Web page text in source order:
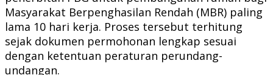
Masyarakat Berpenghasilan Rendah (MBR) paling
lama 10 hari kerja. Proses tersebut terhitung
sejak dokumen permohonan lengkap sesuai
dengan ketentuan peraturan perundang-
undangan.